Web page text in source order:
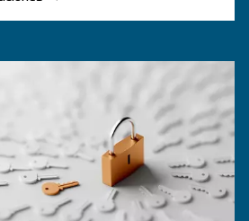
calidad del aire comprimido:
los compresores de aire es
limpios y fiables.